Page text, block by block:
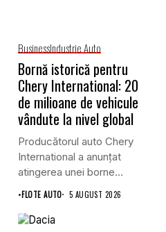
BusinessIndustrie Auto
Bornă istorică pentru
Chery International: 20
de milioane de vehicule
vândute la nivel global
Producătorul auto Chery
International a anunțat
atingerea unei borne
istorice în industria...
•FLOTE AUTO 5 AUGUST 2026